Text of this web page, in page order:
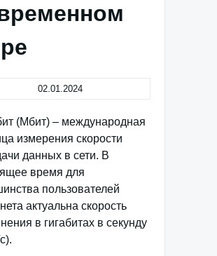
02.01.2024
(Мбит) – международная
измерения скорости
данных в сети. В
время для
пользователей
актуальна скорость
в гигабитах в секунду